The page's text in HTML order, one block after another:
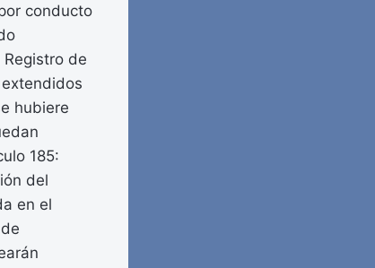
conducto
de
hubiere
185:
del
en el